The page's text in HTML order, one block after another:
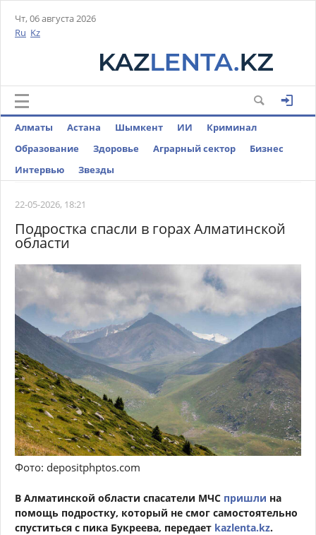
Чт, 06 августа 2026
Ru Kz
Алматы Астана Шымкент ИИ
Криминал
Образование
Здоровье Аграрный сектор
Бизнес
Интервью
Звезды
22-05-2026, 18:21
Подростка спасли в горах Алматинской
области
Фото: depositphptos.com
В Алматинской области спасатели МЧС пришли на
помощь подростку, который не смог самостоятельно
спуститься с пика Букреева, передает kazlenta.kz.